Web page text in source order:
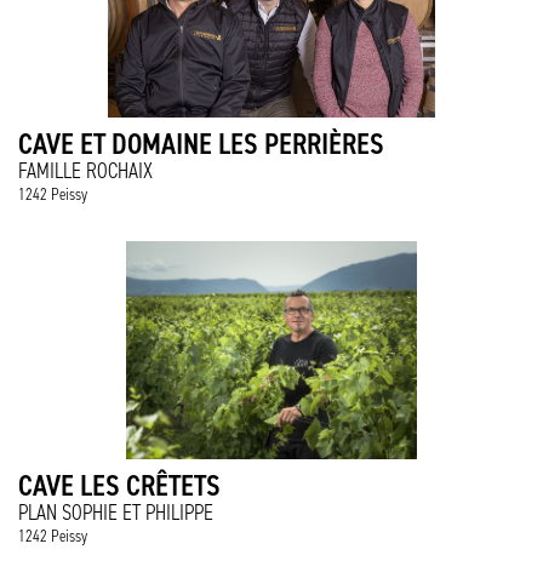
CAVE ET DOMAINE LES PERRIÈRES
FAMILLE ROCHAIX
1242 Peissy
CAVE LES CRÊTETS
PLAN SOPHIE ET PHILIPPE
1242 Peissy